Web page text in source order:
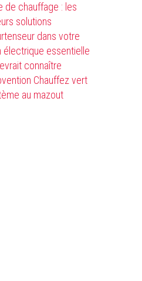
de chauffage : les
solutions
dans votre
électrique essentielle
connaître
Chauffez vert
au mazout